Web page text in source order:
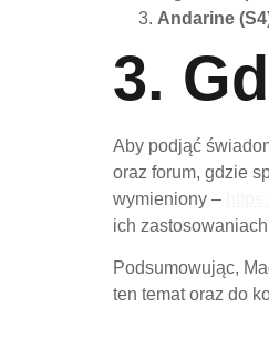
Andarine
3.
Aby podjąć
oraz forum, gdzie
wymieniony –
ich
Podsumowując,
ten temat oraz do